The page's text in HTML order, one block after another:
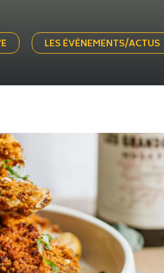
LES ÉVÉNEMENTS/ACTUS